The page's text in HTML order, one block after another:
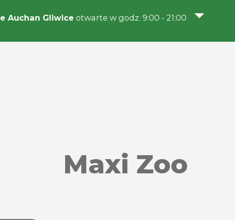
Auchan Gliwice otwarte w godz. 9:00 - 21:00
Maxi Zoo